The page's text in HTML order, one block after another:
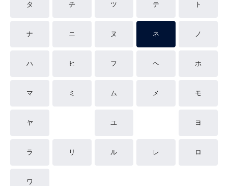
タ チ ツ テ ト
ナ ニ ヌ ネ ノ
ハ ヒ フ ヘ ホ
マ ミ ム メ モ
ヤ ユ ヨ
ラ リ ル レ ロ
ワ